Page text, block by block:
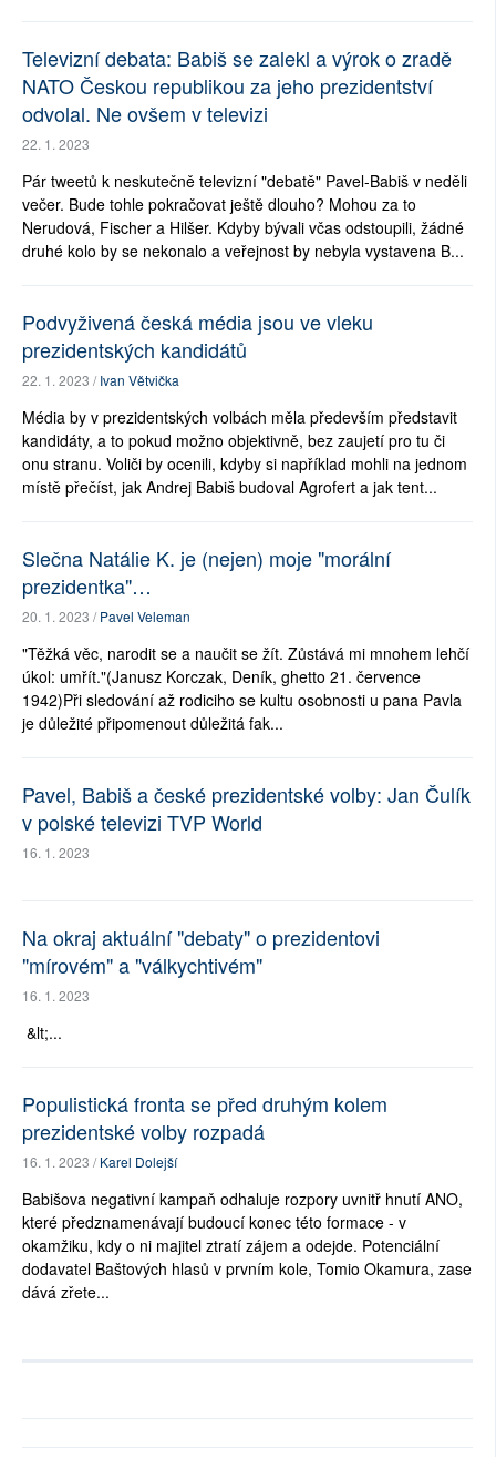
Televizní debata: Babiš se zalekl a výrok o zradě
NATO Českou republikou za jeho prezidentství
odvolal. Ne ovšem v televizi
22. 1. 2023
Pár tweetů k neskutečně televizní "debatě" Pavel-Babiš v neděli
večer. Bude tohle pokračovat ještě dlouho? Mohou za to
Nerudová, Fischer a Hilšer. Kdyby bývali včas odstoupili, žádné
druhé kolo by se nekonalo a veřejnost by nebyla vystavena B...
Podvyživená česká média jsou ve vleku
prezidentských kandidátů
22. 1. 2023 /Ivan Větvička
Média by v prezidentských volbách měla především představit
kandidáty, a to pokud možno objektivně, bez zaujetí pro tu či
onu stranu. Voliči by ocenili, kdyby si například mohli na jednom
místě přečíst, jak Andrej Babiš budoval Agrofert a jak tent...
Slečna Natálie K. je (nejen) moje "morální
prezidentka"…
20. 1. 2023 /Pavel Veleman
"Těžká věc, narodit se a naučit se žít. Zůstává mi mnohem lehčí
úkol: umřít."(Janusz Korczak, Deník, ghetto 21. července
1942)Při sledování až rodiciho se kultu osobnosti u pana Pavla
je důležité připomenout důležitá fak...
Pavel, Babiš a české prezidentské volby: Jan Čulík
v polské televizi TVP World
16. 1. 2023
Na okraj aktuální "debaty" o prezidentovi
"mírovém" a "válkychtivém"
16. 1. 2023
&lt;...
Populistická fronta se před druhým kolem
prezidentské volby rozpadá
16. 1. 2023 /Karel Dolejší
Babišova negativní kampaň odhaluje rozpory uvnitř hnutí ANO,
které předznamenávají budoucí konec této formace - v
okamžiku, kdy o ni majitel ztratí zájem a odejde. Potenciální
dodavatel Baštových hlasů v prvním kole, Tomio Okamura, zase
dává zřete...